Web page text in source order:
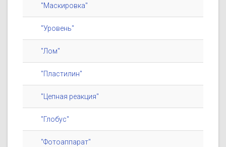
"Маскировка"
"Уровень"
"Лом"
"Пластилин"
"Цепная реакция"
"Глобус"
"Фотоаппарат"